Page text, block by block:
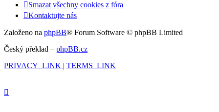
Smazat všechny cookies z fóra
Kontaktujte nás
Založeno na phpBB® Forum Software © phpBB Limited
Český překlad – phpBB.cz
PRIVACY_LINK | TERMS_LINK